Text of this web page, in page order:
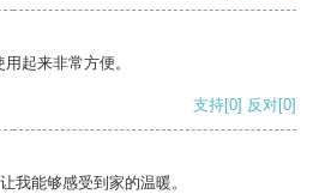
起来非常方便。
支持[0] 反对[0]
我能够感受到家的温暖。